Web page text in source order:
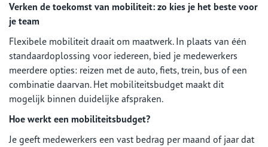
Verken de toekomst van mobiliteit: zo kies je het beste voor
je team
Flexibele mobiliteit draait om maatwerk. In plaats van één
standaardoplossing voor iedereen, bied je medewerkers
meerdere opties: reizen met de auto, fiets, trein, bus of een
combinatie daarvan. Het mobiliteitsbudget maakt dit
mogelijk binnen duidelijke afspraken.
Hoe werkt een mobiliteitsbudget?
Je geeft medewerkers een vast bedrag per maand of jaar dat